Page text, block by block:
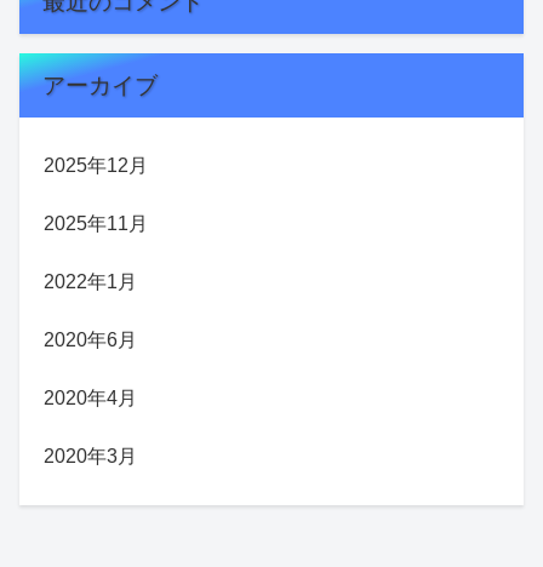
アーカイブ
2025年12月
2025年11月
2022年1月
2020年6月
2020年4月
2020年3月